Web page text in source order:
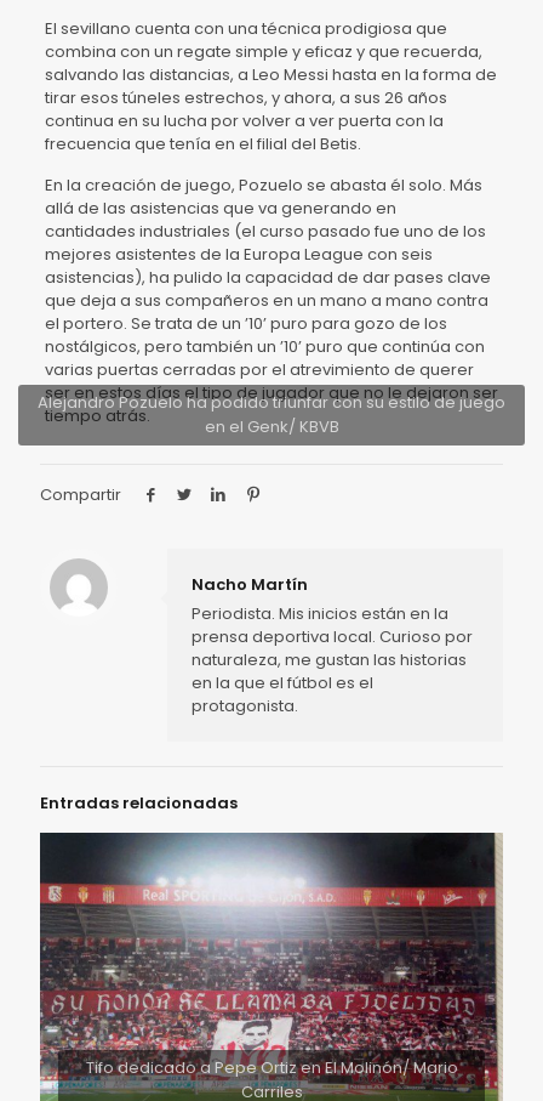
Alejandro Pozuelo ha podido triunfar con su estilo de juego
en el Genk/ KBVB
El sevillano cuenta con una técnica prodigiosa que
combina con un regate simple y eficaz y que recuerda,
salvando las distancias, a Leo Messi hasta en la forma de
tirar esos túneles estrechos, y ahora, a sus 26 años
continua en su lucha por volver a ver puerta con la
frecuencia que tenía en el filial del Betis.
En la creación de juego, Pozuelo se abasta él solo. Más
allá de las asistencias que va generando en
cantidades industriales (el curso pasado fue uno de los
mejores asistentes de la Europa League con seis
asistencias), ha pulido la capacidad de dar pases clave
que deja a sus compañeros en un mano a mano contra
el portero. Se trata de un ’10’ puro para gozo de los
nostálgicos, pero también un ’10’ puro que continúa con
varias puertas cerradas por el atrevimiento de querer
ser en estos días el tipo de jugador que no le dejaron ser
tiempo atrás.
Compartir
Nacho Martín
Periodista. Mis inicios están en la
prensa deportiva local. Curioso por
naturaleza, me gustan las historias
en la que el fútbol es el
protagonista.
Entradas relacionadas
Tifo dedicado a Pepe Ortiz en El Molinón/ Mario
Carriles